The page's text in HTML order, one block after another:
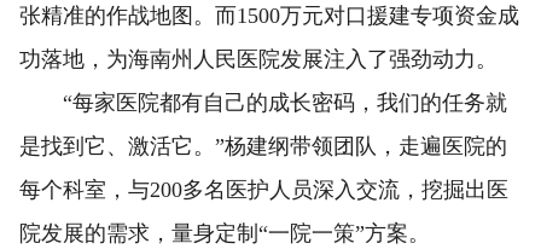
张精准的作战地图。而1500万元对口援建专项资金成
功落地，为海南州人民医院发展注入了强劲动力。
“每家医院都有自己的成长密码，我们的任务就
是找到它、激活它。”杨建纲带领团队，走遍医院的
每个科室，与200多名医护人员深入交流，挖掘出医
院发展的需求，量身定制“一院一策”方案。